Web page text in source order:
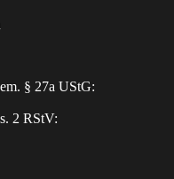
§ 27a UStG:
2 RStV: